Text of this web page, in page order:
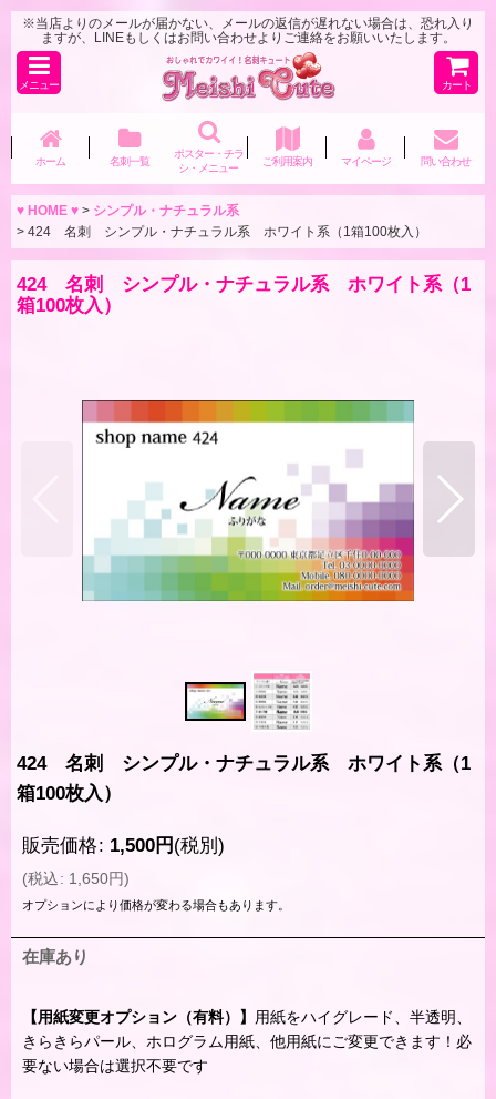
※当店よりのメールが届かない、メールの返信が遅れない場合は、恐れ入り
ますが、LINEもしくはお問い合わせよりご連絡をお願いいたします。
メニュー カート
ホーム 名刺一覧
ポスター・チラ
シ・メニュー
ご利用案内 マイページ 問い合わせ
♥ HOME ♥ > シンプル・ナチュラル系
> 424 名刺 シンプル・ナチュラル系 ホワイト系（1箱100枚入）
424 名刺 シンプル・ナチュラル系 ホワイト系（1
箱100枚入）
424 名刺 シンプル・ナチュラル系 ホワイト系（1
箱100枚入）
販売価格: 1,500円 (税別)
(税込: 1,650円)
オプションにより価格が変わる場合もあります。
在庫あり
【用紙変更オプション（有料）】 用紙をハイグレード、半透明、
きらきらパール、ホログラム用紙、他用紙にご変更できます！必
要ない場合は選択不要です